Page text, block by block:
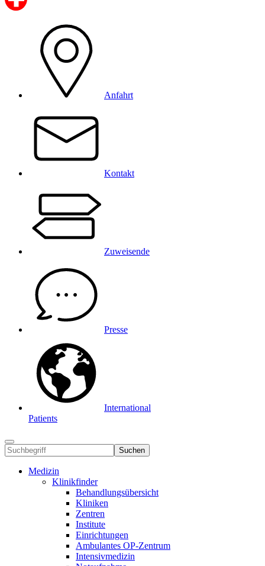
Anfahrt
Kontakt
Zuweisende
Presse
International
Patients
Suchen
Medizin
Klinikfinder
Behandlungsübersicht
Kliniken
Zentren
Institute
Einrichtungen
Ambulantes OP-Zentrum
Intensivmedizin